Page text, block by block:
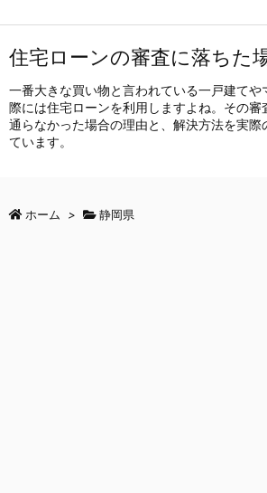
住宅ローンの審査に落ちた
一番大きな買い物と言われている一戸建てや
際には住宅ローンを利用しますよね。その審
通らなかった場合の理由と、解決方法を実際
ています。
ホーム > 静岡県